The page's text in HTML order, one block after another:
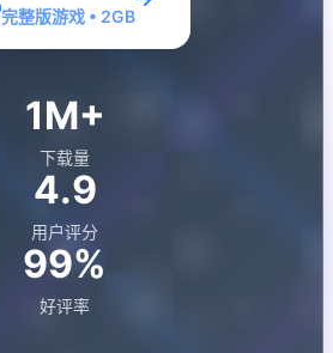
完整版游戏 • 2GB
1M+
下载量
4.9
用户评分
99%
好评率